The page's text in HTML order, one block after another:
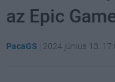
az Epic
PacaGS | 2024 június 13.